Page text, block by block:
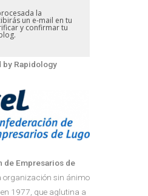
la
un e-mail en tu
y confirmar tu
by Rapidology
de Empresarios de
organización sin ánimo
1977, que aglutina a